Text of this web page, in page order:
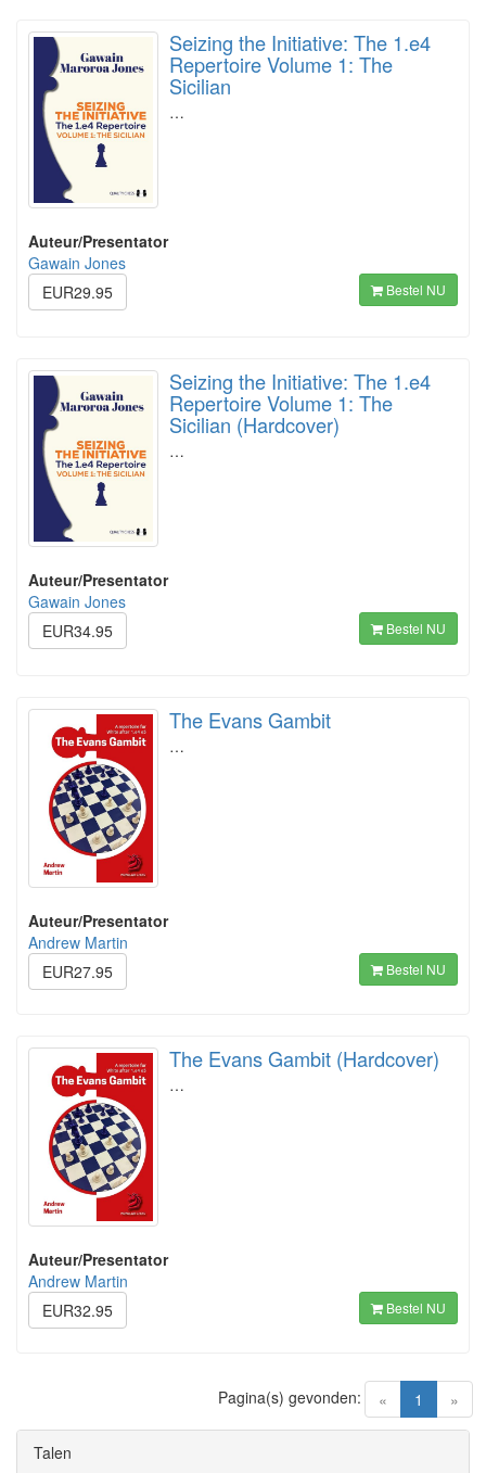
Seizing the Initiative: The 1.e4
Repertoire Volume 1: The
Sicilian
…
Auteur/Presentator
Gawain Jones
EUR29.95
Bestel NU
Seizing the Initiative: The 1.e4
Repertoire Volume 1: The
Sicilian (Hardcover)
…
Auteur/Presentator
Gawain Jones
EUR34.95
Bestel NU
The Evans Gambit
…
Auteur/Presentator
Andrew Martin
EUR27.95
Bestel NU
The Evans Gambit (Hardcover)
…
Auteur/Presentator
Andrew Martin
EUR32.95
Bestel NU
« 1 (current)
»
Pagina(s) gevonden:
Talen